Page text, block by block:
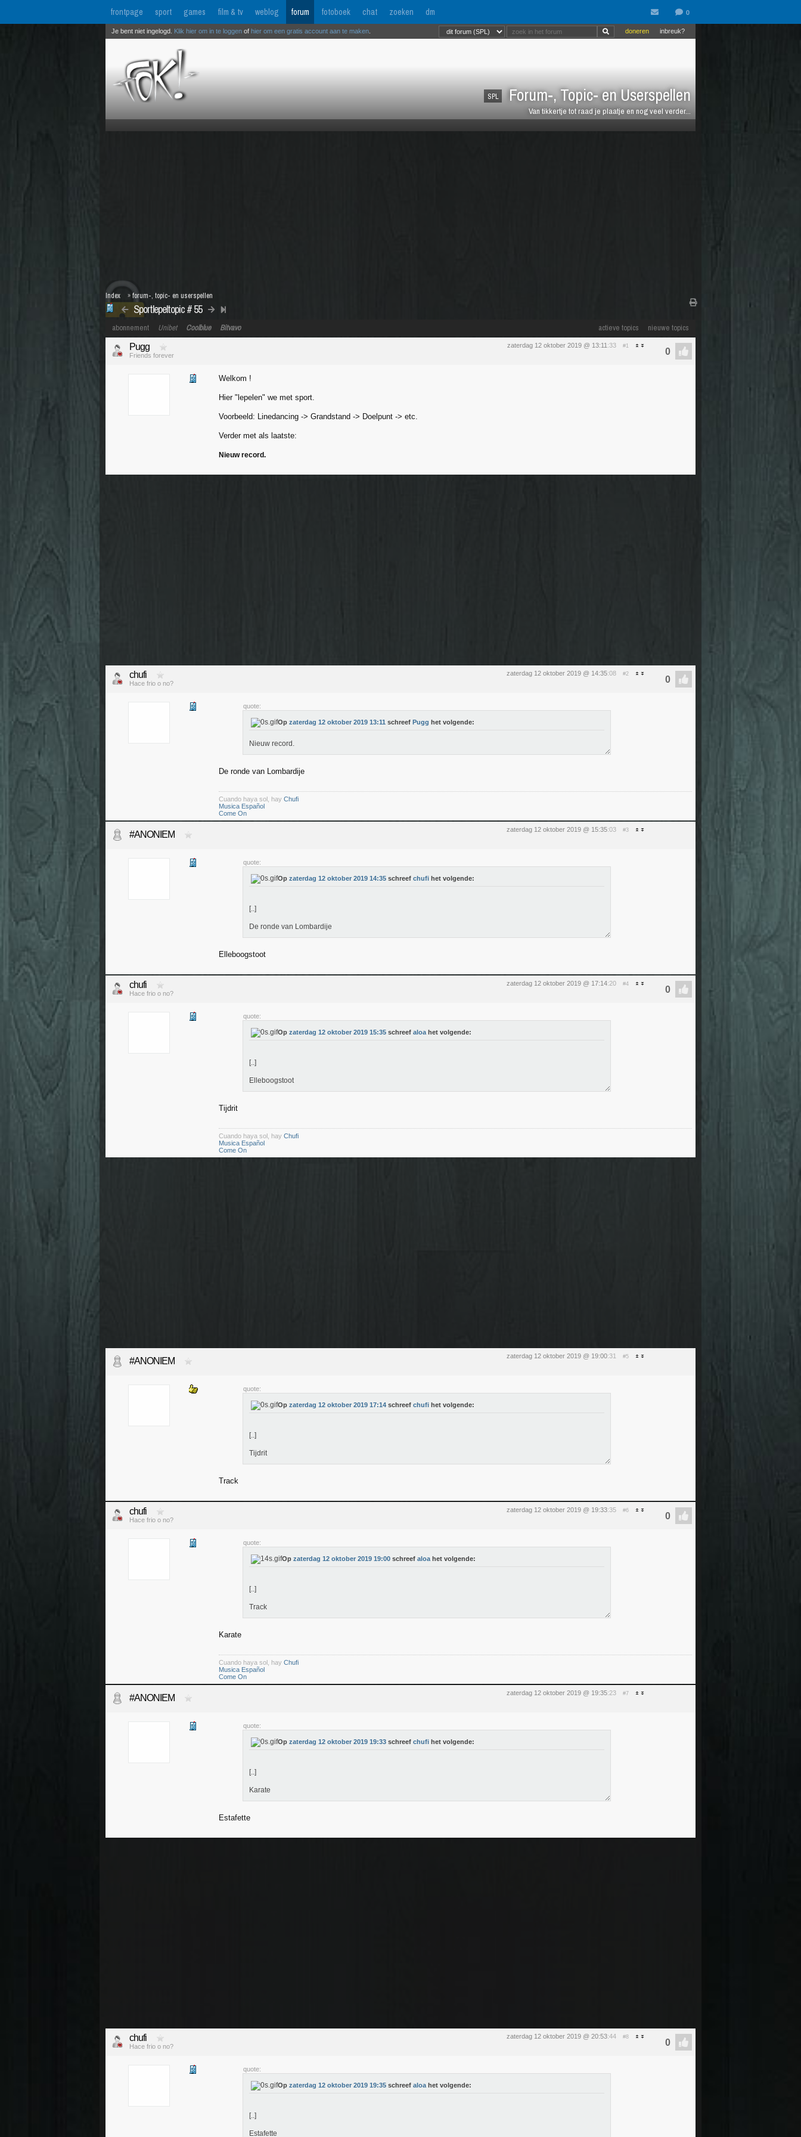
frontpage sport games film & tv weblog forum fotoboek chat zoeken dm
SPL Forum-, Topic- en Userspellen
Van tikkertje tot raad je plaatje en nog veel verder...
inbreuk?
doneren
Je bent niet ingelogd. Klik hier om in te loggen of hier om een gratis account aan te maken
Sportlepeltopic # 55
Index »forum-, topic- en userspellen
actieve topics nieuwe topics
abonnement Unibet Coolblue Bitvavo
zaterdag 12 oktober 2019 @ 13:11 :33 #1
Pugg
Friends forever
Welkom !
Hier "lepelen" we met sport.
Voorbeeld: Linedancing -> Grandstand -> Doelpunt -> etc.
Verder met als laatste:
Nieuw record.
zaterdag 12 oktober 2019 @ 14:35:08 #2
chufi
Hace frio o no?
quote:
Op zaterdag 12 oktober 2019 13:11 schreef Pugg het volgende:
Nieuw record.
De ronde van Lombardije
Cuando haya sol, hay Chufi
Musica Español
Come On
zaterdag 12 oktober 2019 @ 15:35:03 #3
#ANONIEM
quote:
Op zaterdag 12 oktober 2019 14:35 schreef chufi het volgende:
[..]
De ronde van Lombardije
Elleboogstoot
zaterdag 12 oktober 2019 @ 17:14:20 #4
chufi
Hace frio o no?
quote:
Op zaterdag 12 oktober 2019 15:35 schreef aloa het volgende:
[..]
Elleboogstoot
Tijdrit
Cuando haya sol, hay Chufi
Musica Español
Come On
zaterdag 12 oktober 2019 @ 19:00:31 #5
#ANONIEM
quote:
Op zaterdag 12 oktober 2019 17:14 schreef chufi het volgende:
[..]
Tijdrit
Track
zaterdag 12 oktober 2019 @ 19:33:35 #6
chufi
Hace frio o no?
quote:
Op zaterdag 12 oktober 2019 19:00 schreef aloa het volgende:
[..]
Track
Karate
Cuando haya sol, hay Chufi
Musica Español
Come On
zaterdag 12 oktober 2019 @ 19:35:23 #7
#ANONIEM
quote:
Op zaterdag 12 oktober 2019 19:33 schreef chufi het volgende:
[..]
Karate
Estafette
zaterdag 12 oktober 2019 @ 20:53:44 #8
chufi
Hace frio o no?
quote:
Op zaterdag 12 oktober 2019 19:35 schreef aloa het volgende:
[..]
Estafette